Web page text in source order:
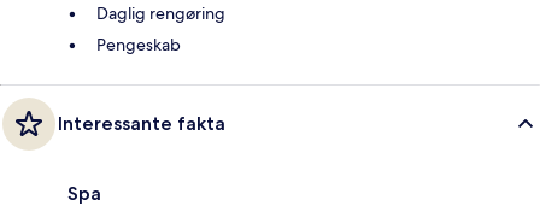
Daglig rengøring
Pengeskab
Interessante fakta
Spa